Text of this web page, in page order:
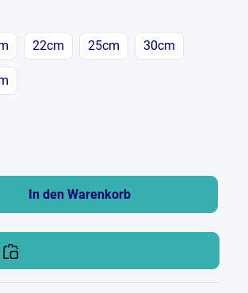
22cm 25cm 30cm
gewünschten Wert ein
In den Warenkorb